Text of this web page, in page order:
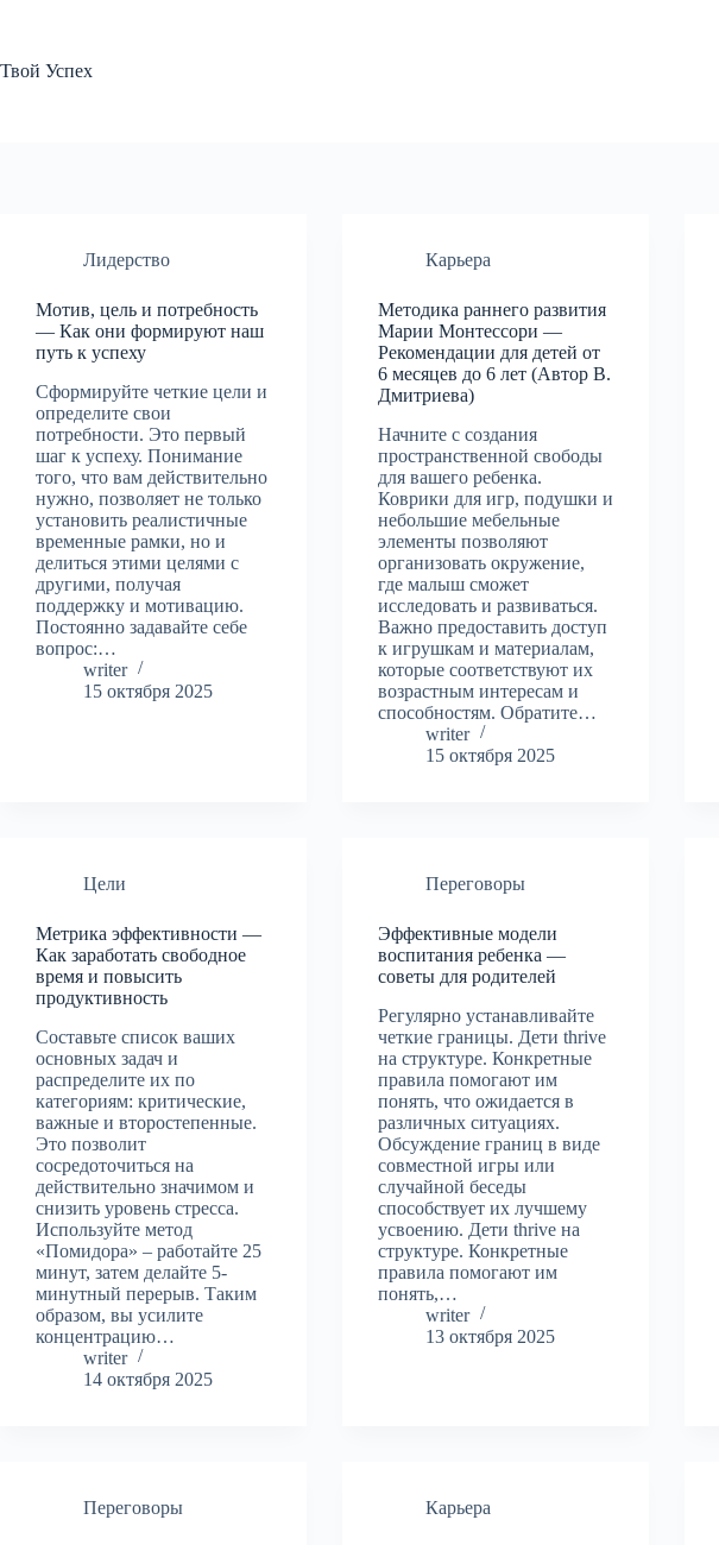
Твой Успех
Лидерство
Мотив, цель и потребность
— Как они формируют наш
путь к успеху
Сформируйте четкие цели и
определите свои
потребности. Это первый
шаг к успеху. Понимание
того, что вам действительно
нужно, позволяет не только
установить реалистичные
временные рамки, но и
делиться этими целями с
другими, получая
поддержку и мотивацию.
Постоянно задавайте себе
вопрос:…
writer
15 октября 2025
Карьера
Методика раннего развития
Марии Монтессори —
Рекомендации для детей от
6 месяцев до 6 лет (Автор В.
Дмитриева)
Начните с создания
пространственной свободы
для вашего ребенка.
Коврики для игр, подушки и
небольшие мебельные
элементы позволяют
организовать окружение,
где малыш сможет
исследовать и развиваться.
Важно предоставить доступ
к игрушкам и материалам,
которые соответствуют их
возрастным интересам и
способностям. Обратите…
writer
15 октября 2025
Цели
Метрика эффективности —
Как заработать свободное
время и повысить
продуктивность
Составьте список ваших
основных задач и
распределите их по
категориям: критические,
важные и второстепенные.
Это позволит
сосредоточиться на
действительно значимом и
снизить уровень стресса.
Используйте метод
«Помидора» – работайте 25
минут, затем делайте 5-
минутный перерыв. Таким
образом, вы усилите
концентрацию…
writer
14 октября 2025
Переговоры
Эффективные модели
воспитания ребенка —
советы для родителей
Регулярно устанавливайте
четкие границы. Дети thrive
на структуре. Конкретные
правила помогают им
понять, что ожидается в
различных ситуациях.
Обсуждение границ в виде
совместной игры или
случайной беседы
способствует их лучшему
усвоению. Дети thrive на
структуре. Конкретные
правила помогают им
понять,…
writer
13 октября 2025
Переговоры Карьера